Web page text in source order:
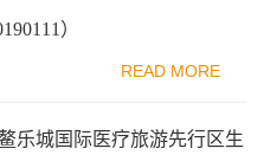
）
READ MORE
乐城国际医疗旅游先行区生